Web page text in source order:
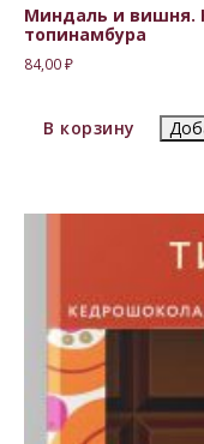
Миндаль и вишня.
топинамбура
84,00₽
В корзину